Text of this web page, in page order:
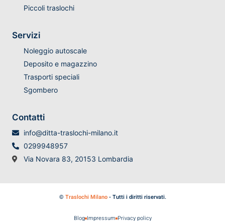
Piccoli traslochi
Servizi
Noleggio autoscale
Deposito e magazzino
Trasporti speciali
Sgombero
Contatti
info@ditta-traslochi-milano.it
0299948957
Via Novara 83, 20153 Lombardia
© Traslochi Milano- Tutti i diritti riservati.
Blog Impressum Privacy policy